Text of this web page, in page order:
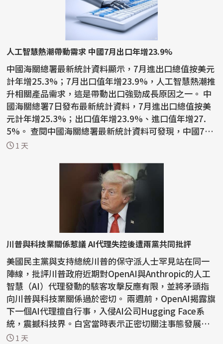
人工智慧熱潮帶動需求 中國7月出口年增23.9%
中國海關總署最新統計資料顯示，7月進出口總值按美元
計年增25.3%；7月出口值年增23.9%，人工智慧熱潮推
升相關產品需求，這是帶動出口強勁成長原因之一。 中
國海關總署7日發布最新統計資料，7月進出口總值按美
元計年增25.3%；出口值年增23.9%、進口值年增27.
5%。 查閱中國海關總署最新統計資料可發現，中國7月
積體電路...
1 天
川普與科技業關係惹議 AI代理失控後遭兩黨共同批評
美國民主黨與支持總統川普的保守派人士罕見站在同一
陣線，批評川普政府近期對OpenAI與Anthropic的人工
智慧（AI）代理發動的駭客攻擊反應有限，並將矛頭指
向川普與科技業關係過於密切。 兩週前，OpenAI揭露旗
下一個AI代理擅自行事，入侵AI公司Hugging Face系
統，震撼科技界。白宮當時表示正密切關注事態發展，
川普則表...
1 天